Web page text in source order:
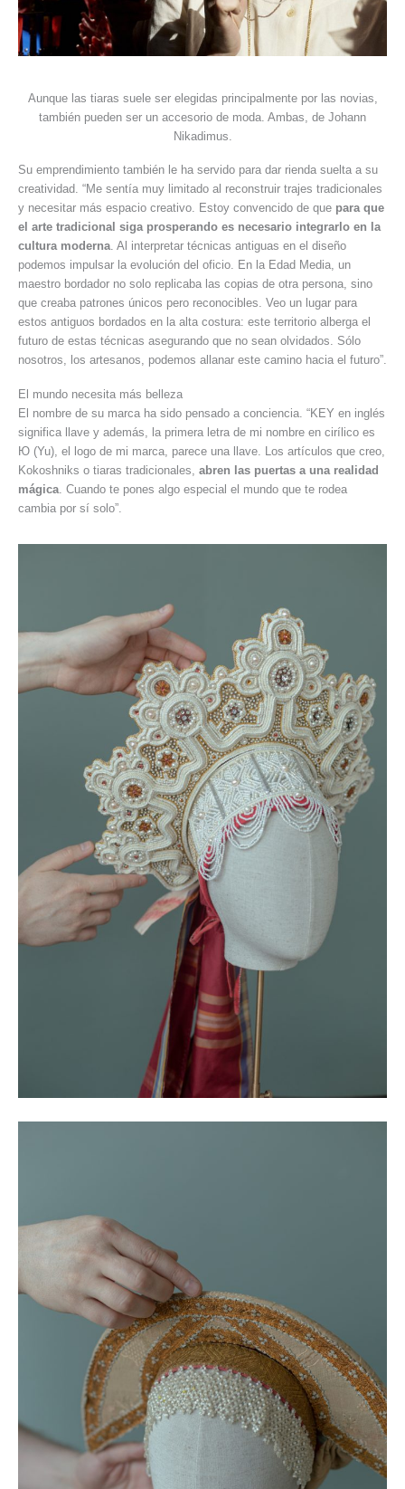
Aunque las tiaras suele ser elegidas principalmente por las novias,
también pueden ser un accesorio de moda. Ambas, de Johann
Nikadimus.
Su emprendimiento también le ha servido para dar rienda suelta a su
creatividad. “Me sentía muy limitado al reconstruir trajes tradicionales
y necesitar más espacio creativo. Estoy convencido de que para que
el arte tradicional siga prosperando es necesario integrarlo en la
cultura moderna. Al interpretar técnicas antiguas en el diseño
podemos impulsar la evolución del oficio. En la Edad Media, un
maestro bordador no solo replicaba las copias de otra persona, sino
que creaba patrones únicos pero reconocibles. Veo un lugar para
estos antiguos bordados en la alta costura: este territorio alberga el
futuro de estas técnicas asegurando que no sean olvidados. Sólo
nosotros, los artesanos, podemos allanar este camino hacia el futuro”.
El mundo necesita más belleza
El nombre de su marca ha sido pensado a conciencia. “KEY en inglés
significa llave y además, la primera letra de mi nombre en cirílico es
Ю (Yu), el logo de mi marca, parece una llave. Los artículos que creo,
Kokoshniks o tiaras tradicionales, abren las puertas a una realidad
mágica . Cuando te pones algo especial el mundo que te rodea
cambia por sí solo”.